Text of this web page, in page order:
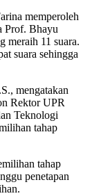
memperoleh
Prof. Bhayu
meraih 11 suara.
suara sehingga
mengatakan
Rektor UPR
Teknologi
tahap
tahap
penetapan